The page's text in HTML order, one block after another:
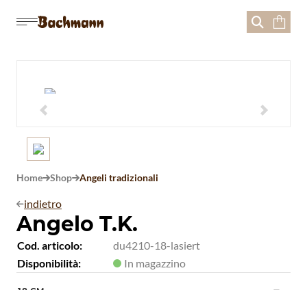
  
 
HomeShopAngeli tradizionali
indietro
Angelo T.K.
Cod. articolo:
du4210-18-lasiert
Disponibilità:
In magazzino